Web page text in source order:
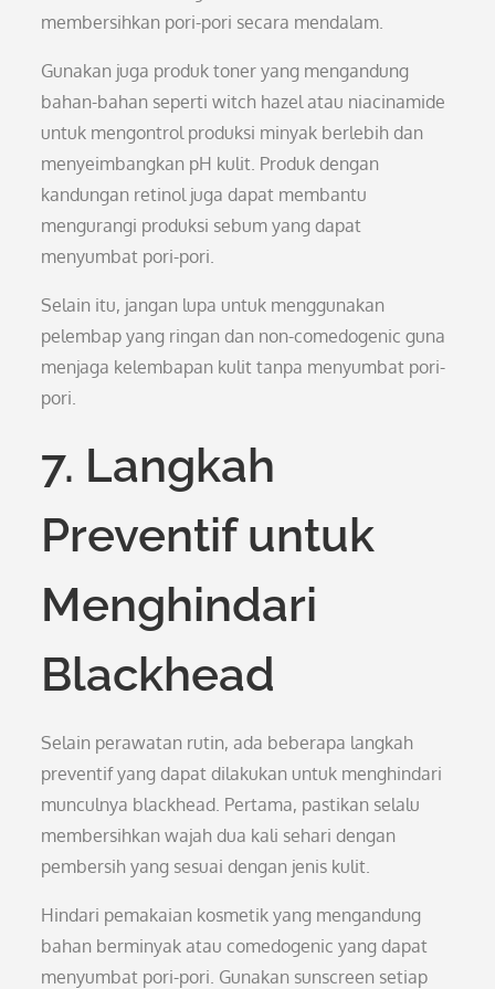
membersihkan pori-pori secara mendalam.
Gunakan juga produk toner yang mengandung
bahan-bahan seperti witch hazel atau niacinamide
untuk mengontrol produksi minyak berlebih dan
menyeimbangkan pH kulit. Produk dengan
kandungan retinol juga dapat membantu
mengurangi produksi sebum yang dapat
menyumbat pori-pori.
Selain itu, jangan lupa untuk menggunakan
pelembap yang ringan dan non-comedogenic guna
menjaga kelembapan kulit tanpa menyumbat pori-
pori.
7. Langkah
Preventif untuk
Menghindari
Blackhead
Selain perawatan rutin, ada beberapa langkah
preventif yang dapat dilakukan untuk menghindari
munculnya blackhead. Pertama, pastikan selalu
membersihkan wajah dua kali sehari dengan
pembersih yang sesuai dengan jenis kulit.
Hindari pemakaian kosmetik yang mengandung
bahan berminyak atau comedogenic yang dapat
menyumbat pori-pori. Gunakan sunscreen setiap